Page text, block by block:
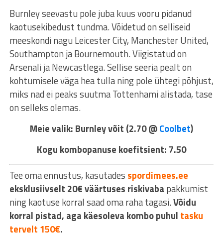
Burnley seevastu pole juba kuus vooru pidanud
kaotusekibedust tundma. Võidetud on selliseid
meeskondi nagu Leicester City, Manchester United,
Southampton ja Bournemouth. Viigistatud on
Arsenali ja Newcastlega. Sellise seeria pealt on
kohtumisele väga hea tulla ning pole ühtegi põhjust,
miks nad ei peaks suutma Tottenhami alistada, tase
on selleks olemas.
Meie valik: Burnley võit (2.70 @Coolbet)
Kogu kombopanuse koefitsient: 7.50
Tee oma ennustus, kasutades spordimees.ee
eksklusiivselt 20€ väärtuses riskivaba pakkumist
ning kaotuse korral saad oma raha tagasi.Võidu
korral pistad, aga käesoleva kombo puhul tasku
tervelt 150€.